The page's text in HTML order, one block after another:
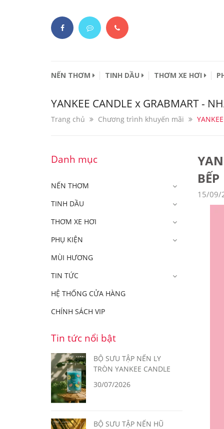
NẾN THƠM TINH DẦU THƠM XE HƠI
YANKEE CANDLE x GRABMART -
Trang chủ Chương trình khuyến mãi
BẾP
15/09/
Danh mục
NẾN THƠM
TINH DẦU
THƠM XE HƠI
PHỤ KIỆN
MÙI HƯƠNG
TIN TỨC
HỆ THỐNG CỬA HÀNG
CHÍNH SÁCH VIP
Tin tức nổi bật
BỘ SƯU TẬP NẾN LY
TRÒN YANKEE CANDLE
30/07/2026
BỘ SƯU TẬP NẾN HŨ